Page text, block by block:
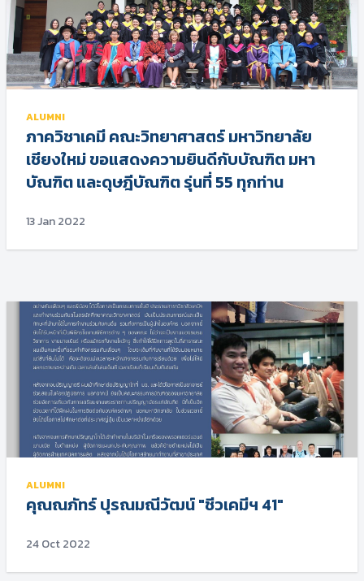
ALUMNI
ภาควิชาเคมี คณะวิทยาศาสตร์ มหาวิทยาลัย
เชียงใหม่ ขอแสดงความยินดีกับบัณฑิต มหา
บัณฑิต และดุษฎีบัณฑิต รุ่นที่ 55 ทุกท่าน
13 Jan 2022
ALUMNI
คุณณภัทร์ ปุรณมณีวัฒน์ "ชีวเคมีฯ 41"
24 Oct 2022